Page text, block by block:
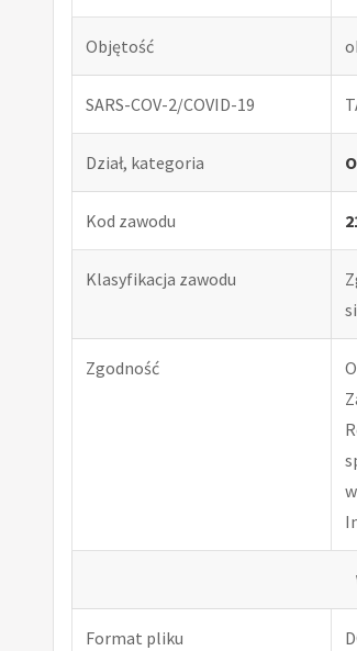
Objętość
SARS-COV-2/COVID-19
Dział, kategoria
Kod zawodu
Klasyfikacja zawodu
Zgodność
Format pliku